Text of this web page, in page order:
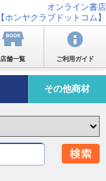
オンライン書店
【ホンヤクラブドットコム】
店舗一覧 ご利用ガイド
その他商材